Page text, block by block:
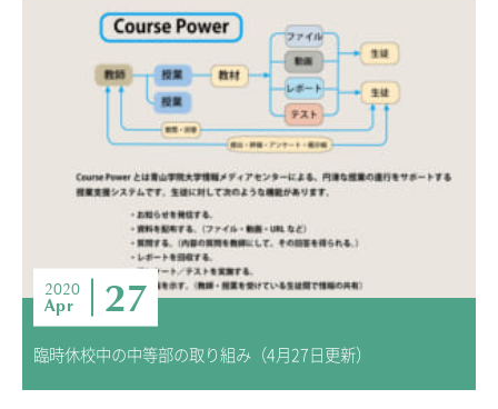
2020
Apr 27
臨時休校中の中等部の取り組み（4月27日更新）